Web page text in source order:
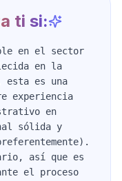
ti si:
en el sector
en la
es una
experiencia
en
sólida y
así que es
el proceso